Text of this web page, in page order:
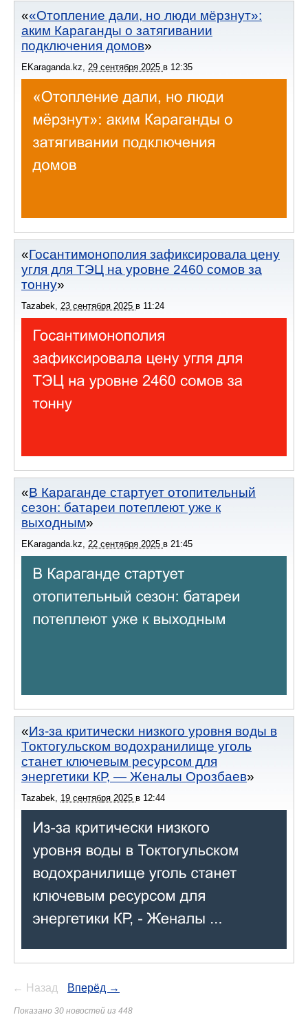
«Отопление дали, но люди мёрзнут»:
аким Караганды о затягивании
подключения домов
EKaraganda.kz 29 сентября 2025 в 12:35
Госантимонополия зафиксировала цену
угля для ТЭЦ на уровне 2460 сомов за
тонну
Tazabek 23 сентября 2025 в 11:24
В Караганде стартует отопительный
сезон: батареи потеплеют уже к
выходным
EKaraganda.kz, 22 сентября 2025 в 21:45
Из-за критически низкого уровня воды в
Токтогульском водохранилище уголь
станет ключевым ресурсом для
энергетики КР, — Женалы Орозбаев
Tazabek, 19 сентября 2025 в 12:44
← Назад Вперёд →
Показано 30 новостей из 448